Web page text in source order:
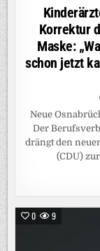
Korrektur
Maske:
schon jetzt
Neue
Der
drängt den
(CDU)
0 9